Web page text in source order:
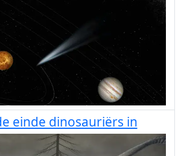
einde dinosauriërs in